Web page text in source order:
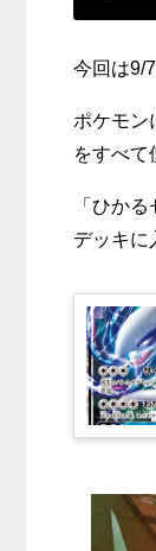
今回は9/
ポケモン
をすべて
「ひか
デッキに